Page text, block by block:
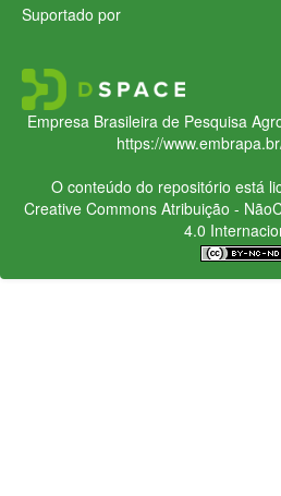
Suportado por
Empresa Brasileira de Pesquisa
https://
O conteúdo do repositório está
Creative CommonsAtribuição -
4.0